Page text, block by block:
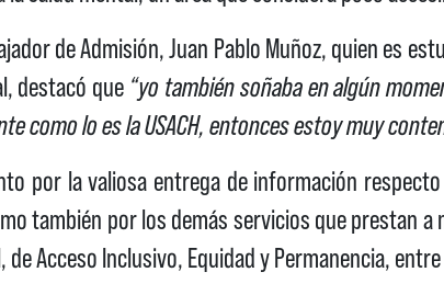
de Admisión, Juan Pablo Muñoz, quien es
destacó que “yo también soñaba en algún
como lo es la USACH, entonces estoy muy
por la valiosa entrega de información
también por los demás servicios que prestan
Acceso Inclusivo, Equidad y Permanencia,